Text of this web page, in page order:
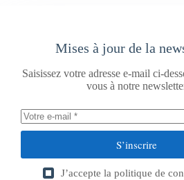
Mises à jour de la
Saisissez votre adresse e-mail ci-
vous à notre
S’inscrire
J’accepte la politique de